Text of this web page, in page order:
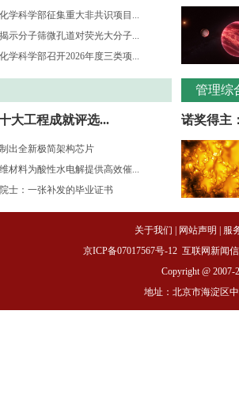
学科学部征集重大非共识项目...
示分子筛微孔道对荧光大分子...
学科学部召开2026年度三类项...
大工程成就评选...
出全新极简架构芯片
材料为酸性水电解提供高效催...
士：一张补发的毕业证书
管理综
诺奖得主
关于我们 网站声明
服
京ICP备07017567号-12 互联网新闻
Copyright @ 2007-
地址：北京市海淀区